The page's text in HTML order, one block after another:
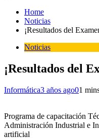
Home
Noticias
¡Resultados del
Noticias
¡Resultados del
Informática3 años ago01
Programa de capacitación
Administración Industrial e
artificial